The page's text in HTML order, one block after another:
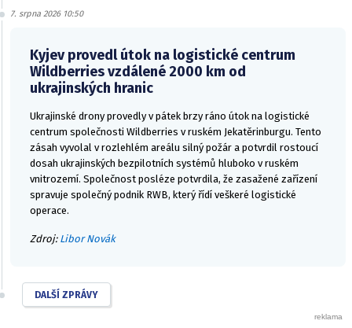
7. srpna 2026 10:50
Kyjev provedl útok na logistické centrum
Wildberries vzdálené 2000 km od
ukrajinských hranic
Ukrajinské drony provedly v pátek brzy ráno útok na logistické
centrum společnosti Wildberries v ruském Jekatěrinburgu. Tento
zásah vyvolal v rozlehlém areálu silný požár a potvrdil rostoucí
dosah ukrajinských bezpilotních systémů hluboko v ruském
vnitrozemí. Společnost posléze potvrdila, že zasažené zařízení
spravuje společný podnik RWB, který řídí veškeré logistické
operace.
Zdroj: Libor Novák
DALŠÍ ZPRÁVY